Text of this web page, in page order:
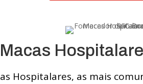
Macas
Hospitalares, as mais